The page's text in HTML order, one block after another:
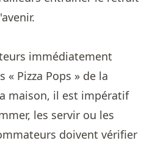
immédiatement
« Pizza Pops » de la
maison, il est impératif
les servir ou les
doivent vérifier